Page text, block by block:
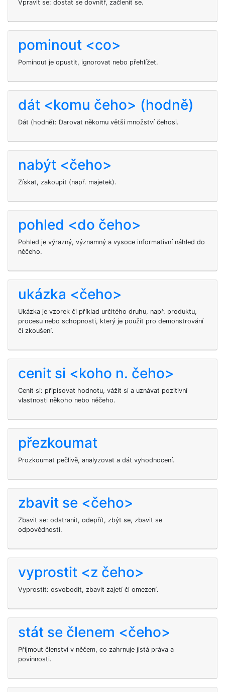
Vpravit se: dostat se dovnitř, začlenit se.
pominout <co>
Pominout je opustit, ignorovat nebo přehlížet.
dát <komu čeho> (hodně)
Dát (hodně): Darovat někomu větší množství čehosi.
nabýt <čeho>
Získat, zakoupit (např. majetek).
pohled <do čeho>
Pohled je výrazný, významný a vysoce informativní náhled do
něčeho.
ukázka <čeho>
Ukázka je vzorek či příklad určitého druhu, např. produktu,
procesu nebo schopnosti, který je použit pro demonstrování
či zkoušení.
cenit si <koho n. čeho>
Cenit si: připisovat hodnotu, vážit si a uznávat pozitivní
vlastnosti někoho nebo něčeho.
přezkoumat
Prozkoumat pečlivě, analyzovat a dát vyhodnocení.
zbavit se <čeho>
Zbavit se: odstranit, odepřít, zbýt se, zbavit se
odpovědnosti.
vyprostit <z čeho>
Vyprostit: osvobodit, zbavit zajetí či omezení.
stát se členem <čeho>
Přijmout členství v něčem, co zahrnuje jistá práva a
povinnosti.